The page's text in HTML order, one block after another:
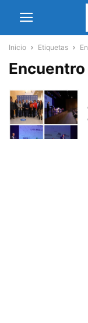
Inicio Etiquetas
Encuentro